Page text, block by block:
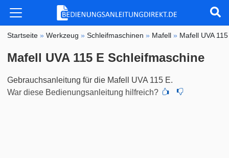
Startseite »Werkzeug »Schleifmaschinen » Mafell » Mafell UVA
Mafell UVA 115 E Schleifmaschine
Gebrauchsanleitung für die Mafell UVA 115 E.
War diese Bedienungsanleitung hilfreich?